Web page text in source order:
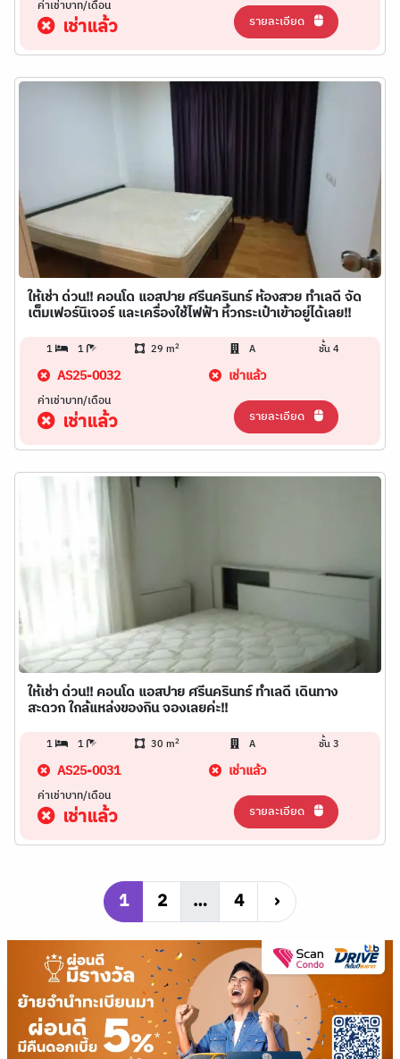
ค่าเช่าบาท/เดือน
เช่าแล้ว รายละเอียด
ให้เช่า ด่วน!! คอนโด แอสปาย ศรีนครินทร์ ห้องสวย ทำเลดี จัด
เต็มเฟอร์นิเจอร์ และเครื่องใช้ไฟฟ้า หิ้วกระเป๋าเข้าอยู่ได้เลย!!
1 1 29 m2 A ชั้น 4
AS25-0032 เช่าแล้ว
ค่าเช่าบาท/เดือน
เช่าแล้ว รายละเอียด
ให้เช่า ด่วน!! คอนโด แอสปาย ศรีนครินทร์ ทำเลดี เดินทาง
สะดวก ใกล้แหล่งของกิน จองเลยค่ะ!!
1 1 30 m2 A ชั้น 3
AS25-0031 เช่าแล้ว
ค่าเช่าบาท/เดือน
เช่าแล้ว รายละเอียด
1 2 … 4 ›